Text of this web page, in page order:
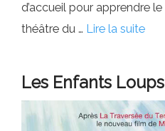
d’accueil pour apprendre
théâtre du … Lire la suite
Les Enfants